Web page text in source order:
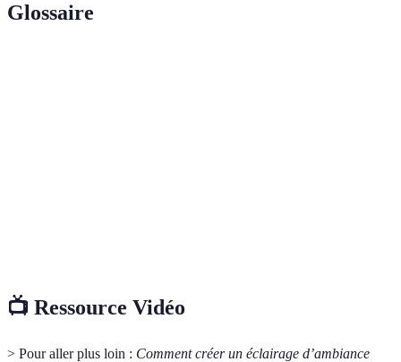
Glossaire
📺 Ressource Vidéo
> Pour aller plus loin : Comment créer un éclairage d’ambiance